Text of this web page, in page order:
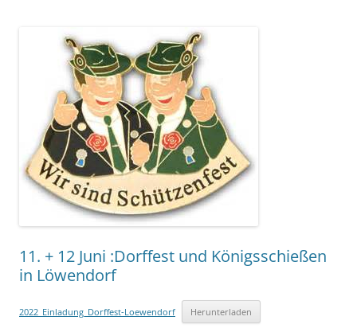
11. + 12 Juni :Dorffest und Königsschießen
in Löwendorf
2022_Einladung_Dorffest-Loewendorf Herunterladen